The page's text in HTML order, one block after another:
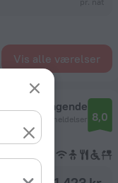
Vis alle værelser
Fremragende
4745 anmeldelser 8,0